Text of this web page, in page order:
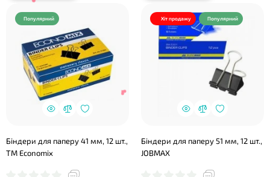
Популярний
Біндери для паперу 41 мм, 12 шт.,
ТМ Economix
Хіт продажу Популярний
Біндери для паперу 51 мм, 12 шт.,
JOBMAX